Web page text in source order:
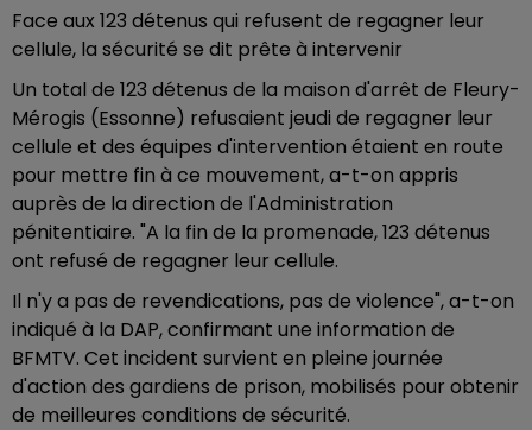
Face aux 123 détenus qui refusent de regagner leur
cellule, la sécurité se dit prête à intervenir
Un total de 123 détenus de la maison d'arrêt de Fleury-
Mérogis (Essonne) refusaient jeudi de regagner leur
cellule et des équipes d'intervention étaient en route
pour mettre fin à ce mouvement, a-t-on appris
auprès de la direction de l'Administration
pénitentiaire. "A la fin de la promenade, 123 détenus
ont refusé de regagner leur cellule.
Il n'y a pas de revendications, pas de violence", a-t-on
indiqué à la DAP, confirmant une information de
BFMTV. Cet incident survient en pleine journée
d'action des gardiens de prison, mobilisés pour obtenir
de meilleures conditions de sécurité.